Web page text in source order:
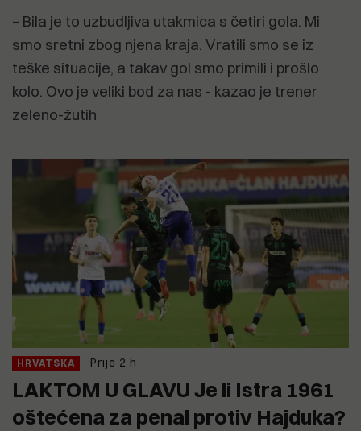
– Bila je to uzbudljiva utakmica s četiri gola. Mi
smo sretni zbog njena kraja. Vratili smo se iz
teške situacije, a takav gol smo primili i prošlo
kolo. Ovo je veliki bod za nas - kazao je trener
zeleno-žutih
HRVATSKA Prije 2 h
LAKTOM U GLAVU Je li Istra 1961
oštećena za penal protiv Hajduka?